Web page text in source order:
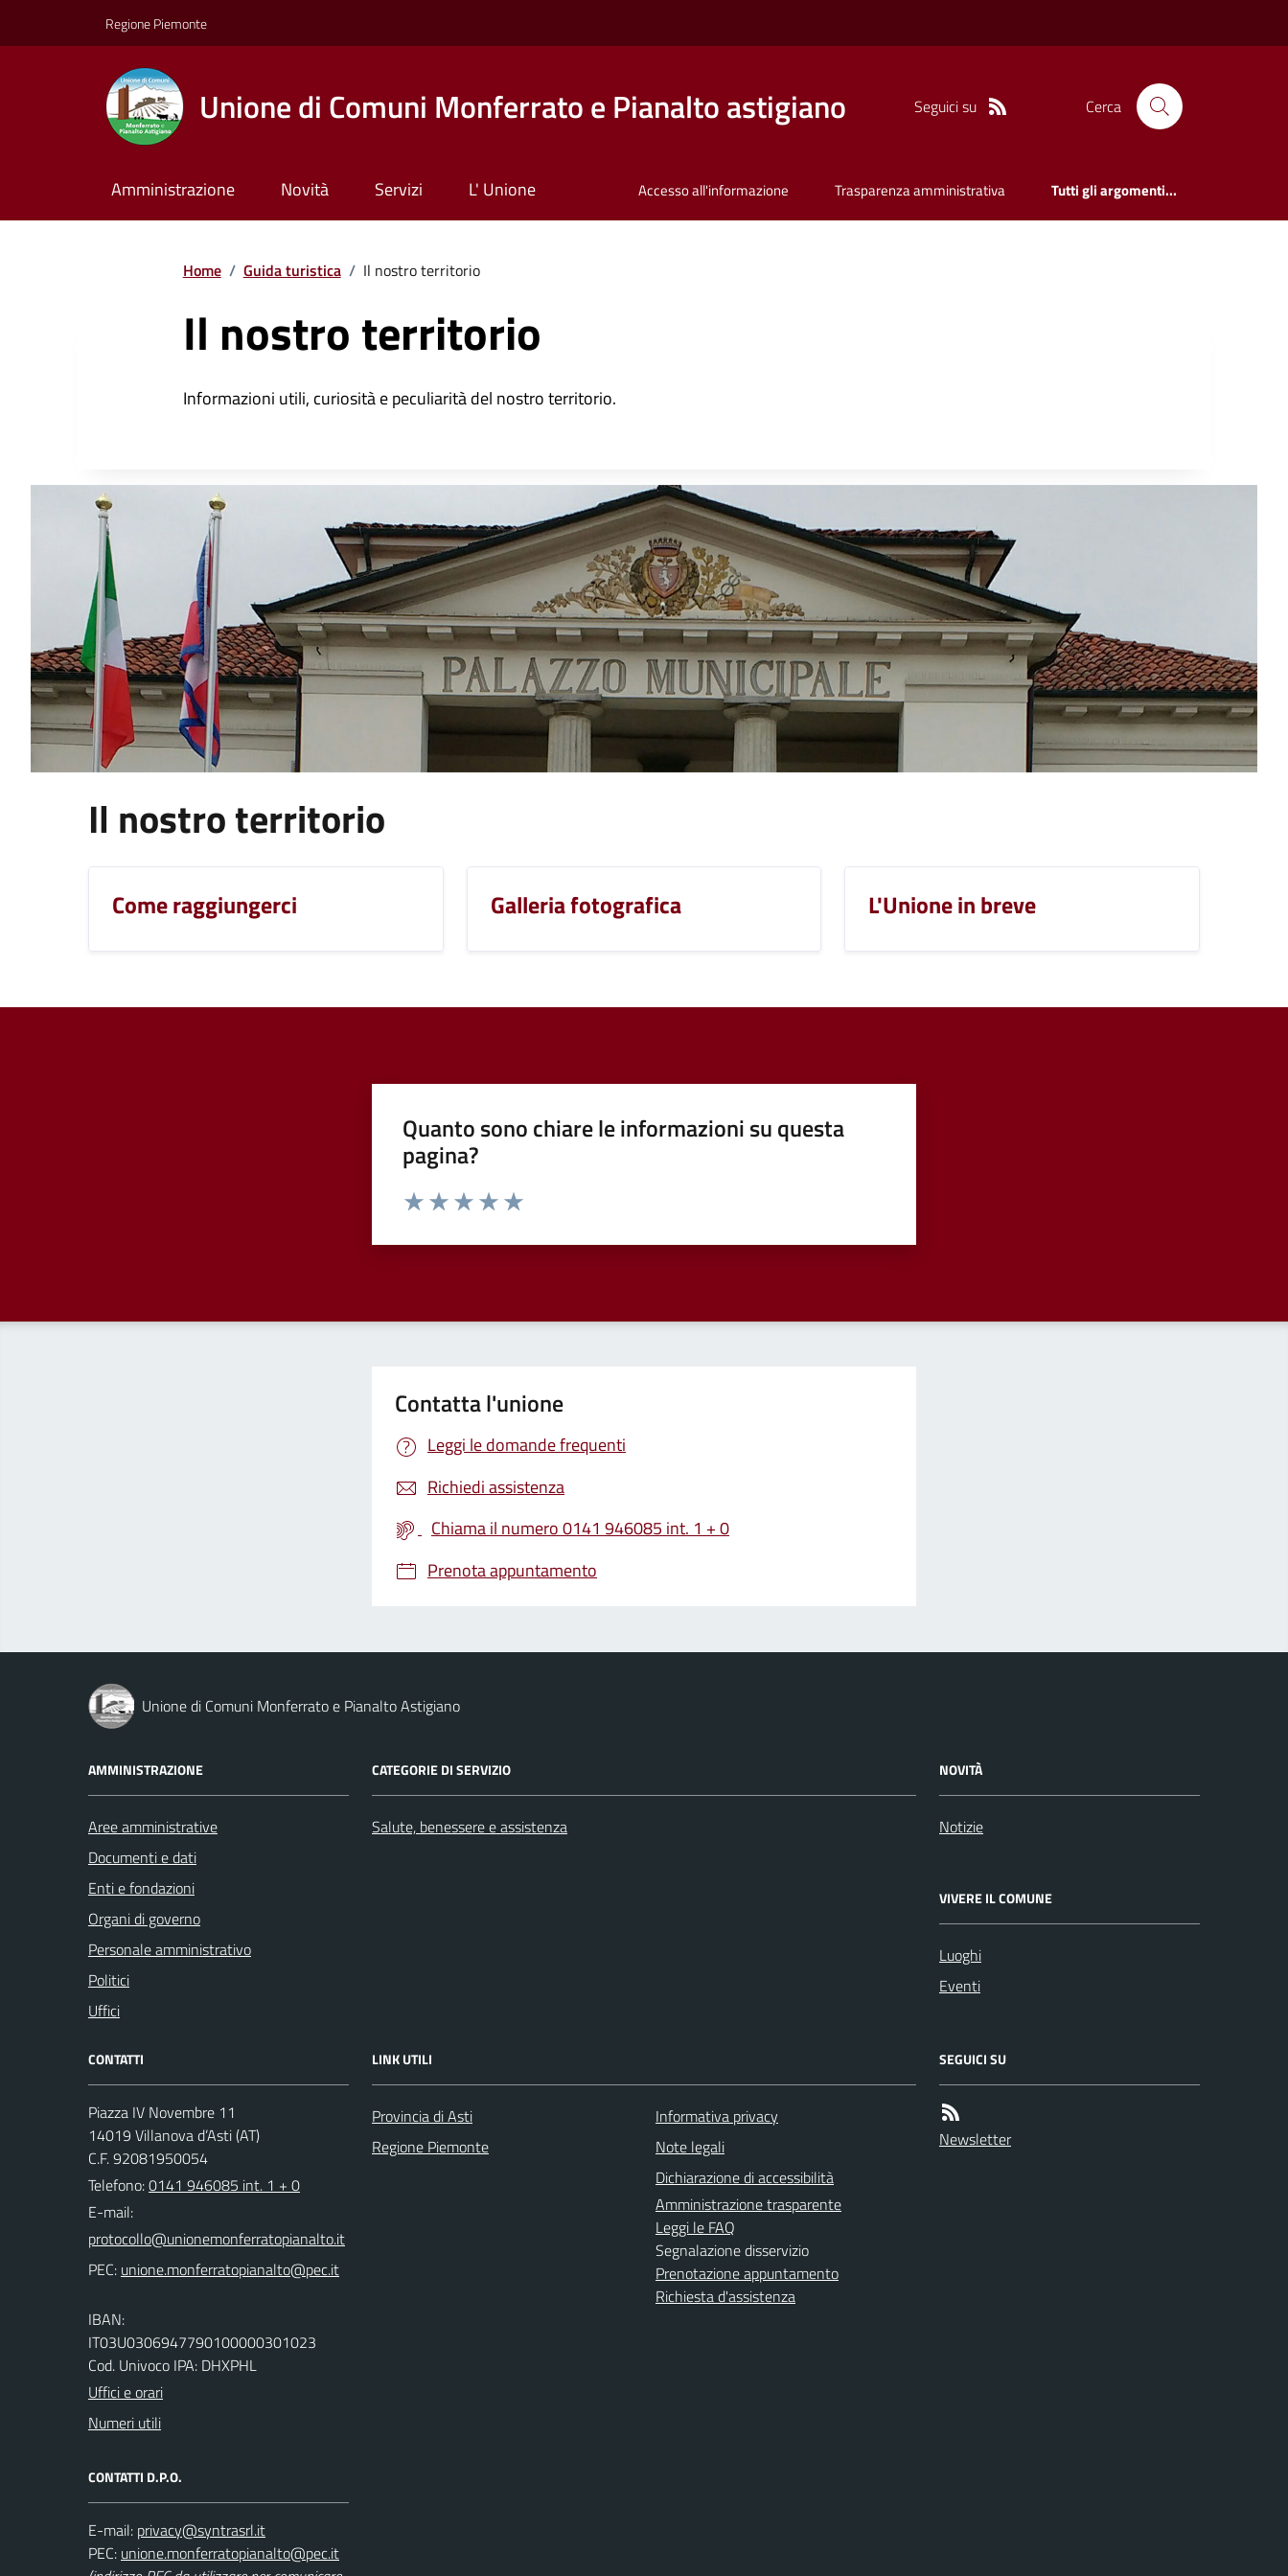
Regione Piemonte
Unione di Comuni Monferrato e Pianalto astigiano Seguici su Cerca
Amministrazione Novità Servizi L' Unione Accesso all'informazione Trasparenza amministrativa Tutti gli argomenti...
Home / Guida turistica / Il nostro territorio
Il nostro territorio
Informazioni utili, curiosità e peculiarità del nostro territorio.
Il nostro territorio
Come raggiungerci Galleria fotografica L'Unione in breve
Quanto sono chiare le informazioni su questa
pagina?
Valuta da 1 a 5 stelle la pagina
Contatta l'unione
Leggi le domande frequenti
Richiedi assistenza
Chiama il numero 0141 946085 int. 1 + 0
Prenota appuntamento
Unione di Comuni Monferrato e Pianalto Astigiano
AMMINISTRAZIONE
Aree amministrative
Documenti e dati
Enti e fondazioni
Organi di governo
Personale amministrativo
Politici
Uffici
CATEGORIE DI SERVIZIO
Salute, benessere e assistenza
NOVITÀ
Notizie
VIVERE IL COMUNE
Luoghi
Eventi
CONTATTI
Piazza IV Novembre 11
14019 Villanova d’Asti (AT)
C.F. 92081950054
Telefono:0141 946085 int. 1 + 0
E-mail:
PEC:
IBAN:
IT03U0306947790100000301023
Cod. Univoco IPA: DHXPHL
Uffici e orari
Numeri utili
CONTATTI D.P.O.
E-mail:
PEC:
LINK UTILI
Provincia di Asti
Regione Piemonte
Informativa privacy
Note legali
Dichiarazione di accessibilità
Amministrazione trasparente
Leggi le FAQ
Segnalazione disservizio
Prenotazione appuntamento
Richiesta d'assistenza
SEGUICI SU
Newsletter